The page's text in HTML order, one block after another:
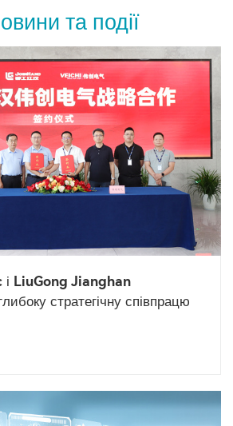
та події
і LiuGong Jianghan
стратегічну співпрацю